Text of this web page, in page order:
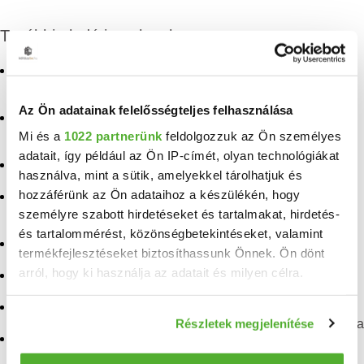
Az Ön adatainak felelősségteljes felhasználása
Mi és a 1022 partnerünk feldolgozzuk az Ön személyes
adatait, így például az Ön IP-címét, olyan technológiákat
használva, mint a sütik, amelyekkel tárolhatjuk és
hozzáférünk az Ön adataihoz a készülékén, hogy
személyre szabott hirdetéseket és tartalmakat, hirdetés-
és tartalommérést, közönségbetekintéseket, valamint
termékfejlesztéseket biztosíthassunk Önnek. Ön dönt
arról, hogy ki használja az adatait és milyen célra.
Információgyűjtés az Ön földrajzi elhelyezkedéséről
pár méteres pontossággal
Részletek megjelenítése
További eladó ingatlanok
Eladó téglalakás
Balatonfüred
Eladó lakás Balatonfüred
Eladó ingatlan
Nemesszalók
Eladó ingatlan Öskü
Eladó ingatlan Alsóörs
Balatoncsicsó
Eladó ingatlan
Nagyalásony
Eladó ingatlan Szentgál
Eladó ingatlan Dabronc
Eladó ingatlan Örvényes
Eladó ingatlan Kapolcs
Eladó ingatlan Mencshely
Eladó ingatlan Szentantalfa
Eladó ingatlan Révfülöp